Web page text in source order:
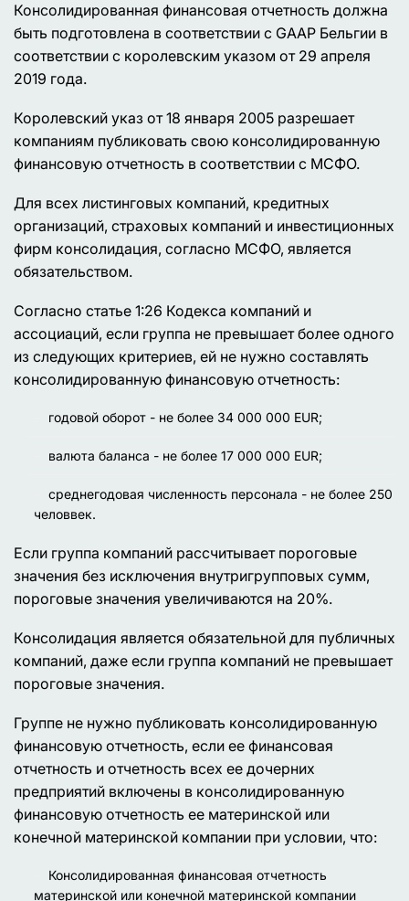
Консолидированная финансовая отчетность должна
быть подготовлена в соответствии с GAAP Бельгии в
соответствии с королевским указом от 29 апреля
2019 года.
Королевский указ от 18 января 2005 разрешает
компаниям публиковать свою консолидированную
финансовую отчетность в соответствии с МСФО.
Для всех листинговых компаний, кредитных
организаций, страховых компаний и инвестиционных
фирм консолидация, согласно МСФО, является
обязательством.
Согласно статье 1:26 Кодекса компаний и
ассоциаций, если группа не превышает более одного
из следующих критериев, ей не нужно составлять
консолидированную финансовую отчетность:
годовой оборот - не более 34 000 000 EUR;
валюта баланса - не более 17 000 000 EUR;
среднегодовая численность персонала - не более 250
человвек.
Если группа компаний рассчитывает пороговые
значения без исключения внутригрупповых сумм,
пороговые значения увеличиваются на 20%.
Консолидация является обязательной для публичных
компаний, даже если группа компаний не превышает
пороговые значения.
Группе не нужно публиковать консолидированную
финансовую отчетность, если ее финансовая
отчетность и отчетность всех ее дочерних
предприятий включены в консолидированную
финансовую отчетность ее материнской или
конечной материнской компании при условии, что:
Консолидированная финансовая отчетность
материнской или конечной материнской компании